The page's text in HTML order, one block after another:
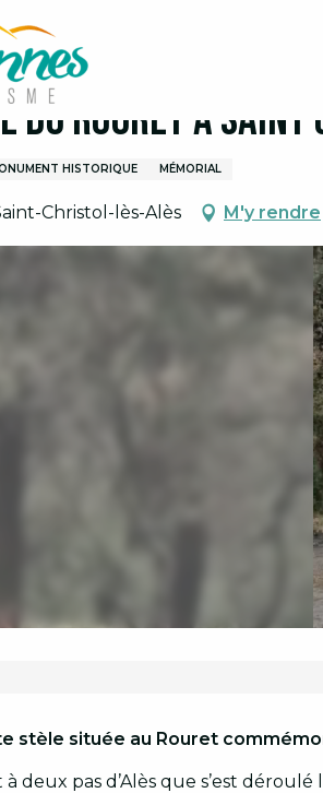
Visites et découvertes
du Rouret à
HISTORIQUE MÉMORIAL
Christol-lès-Alès M'y rendre
stèle située au Rouret
à deux pas d’Alès que s’est